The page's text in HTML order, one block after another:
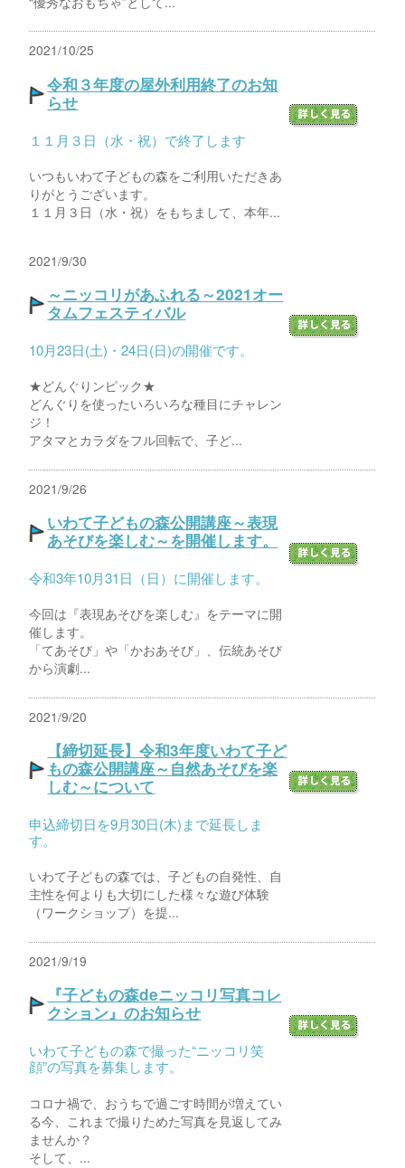
2021/10/25
令和３年度の屋外利用終了のお知
らせ
１１月３日（水・祝）で終了します
いつもいわて子どもの森をご利用いただきあ
りがとうございます。
１１月３日（水・祝）をもちまして、本年...
2021/9/30
～ニッコリがあふれる～2021オー
タムフェスティバル
10月23日(土)・24日(日)の開催です。
★どんぐりンピック★
どんぐりを使ったいろいろな種目にチャレン
ジ！
アタマとカラダをフル回転で、子ど...
2021/9/26
いわて子どもの森公開講座～表現
あそびを楽しむ～を開催します。
令和3年10月31日（日）に開催します。
今回は『表現あそびを楽しむ』をテーマに開
催します。
「てあそび」や「かおあそび」、伝統あそび
から演劇...
2021/9/20
【締切延長】令和3年度いわて子ど
もの森公開講座～自然あそびを楽
しむ～について
申込締切日を9月30日(木)まで延長しま
す。
いわて子どもの森では、子どもの自発性、自
主性を何よりも大切にした様々な遊び体験
（ワークショップ）を提...
2021/9/19
『子どもの森deニッコリ写真コレ
クション』のお知らせ
いわて子どもの森で撮った“ニッコリ笑
顔”の写真を募集します。
コロナ禍で、おうちで過ごす時間が増えてい
る今、これまで撮りためた写真を見返してみ
ませんか？
そして、...